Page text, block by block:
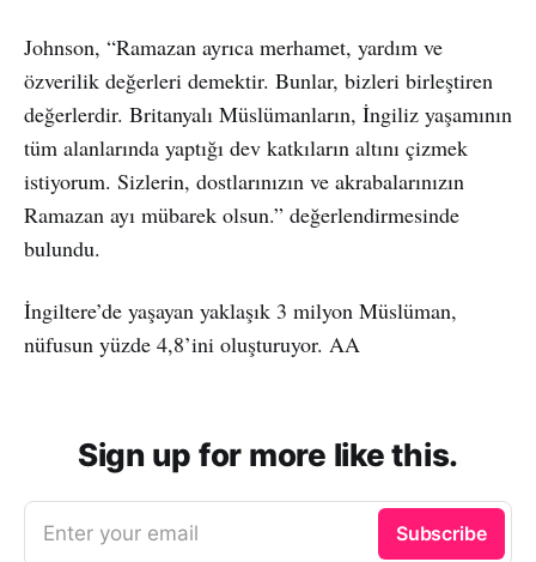
Johnson, “Ramazan ayrıca merhamet, yardım ve
özverilik değerleri demektir. Bunlar, bizleri birleştiren
değerlerdir. Britanyalı Müslümanların, İngiliz yaşamının
tüm alanlarında yaptığı dev katkıların altını çizmek
istiyorum. Sizlerin, dostlarınızın ve akrabalarınızın
Ramazan ayı mübarek olsun.” değerlendirmesinde
bulundu.
İngiltere’de yaşayan yaklaşık 3 milyon Müslüman,
nüfusun yüzde 4,8’ini oluşturuyor. AA
Sign up for more like this.
Enter your email Subscribe